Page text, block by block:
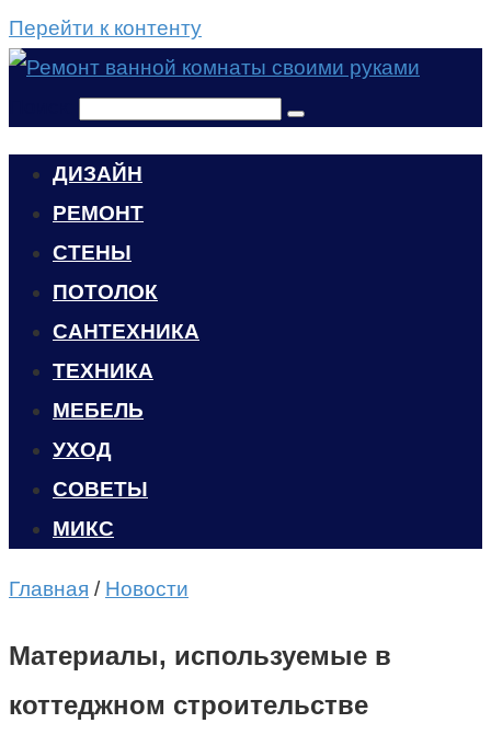
Перейти к контенту
ДИЗАЙН
РЕМОНТ
СТЕНЫ
ПОТОЛОК
САНТЕХНИКА
ТЕХНИКА
МЕБЕЛЬ
УХОД
CОВЕТЫ
МИКС
Главная / Новости
Материалы, используемые в
коттеджном строительстве